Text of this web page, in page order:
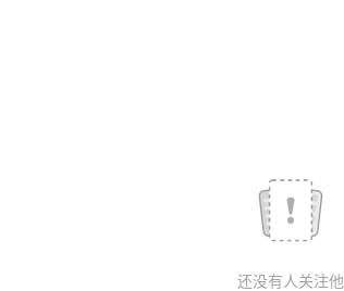
还没有人关注他